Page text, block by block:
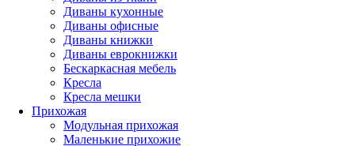
Диваны кухонные
Диваны офисные
Диваны книжки
Диваны еврокнижки
Бескаркасная мебель
Кресла
Кресла мешки
Прихожая
Модульная прихожая
Маленькие прихожие